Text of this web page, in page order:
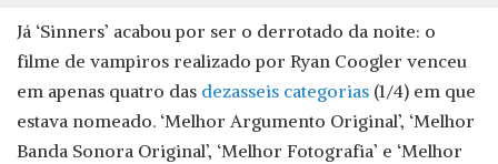
Já ‘Sinners’ acabou por ser o derrotado da noite: o
filme de vampiros realizado por Ryan Coogler venceu
em apenas quatro das dezasseis categorias (1/4) em que
estava nomeado. ‘Melhor Argumento Original’, ‘Melhor
Banda Sonora Original’, ‘Melhor Fotografia’ e ‘Melhor